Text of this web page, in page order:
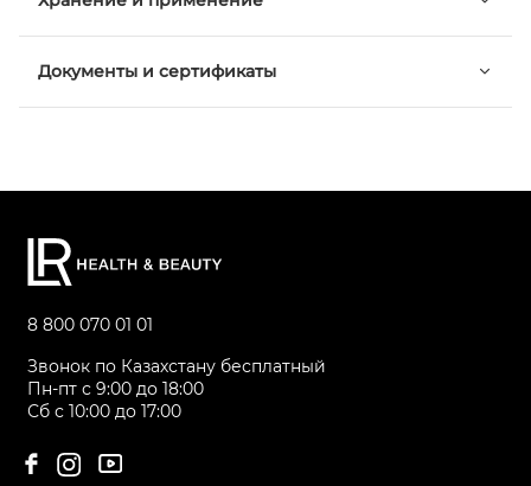
Документы и сертификаты
8 800 070 01 01
Звонок по Казахстану бесплатный
Пн-пт с 9:00 до 18:00
Сб с 10:00 до 17:00